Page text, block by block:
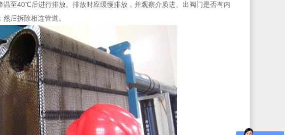
至40℃后进行排放。排放时应缓慢排放，并观察介质进、出阀门是否有内
后拆除相连管道。